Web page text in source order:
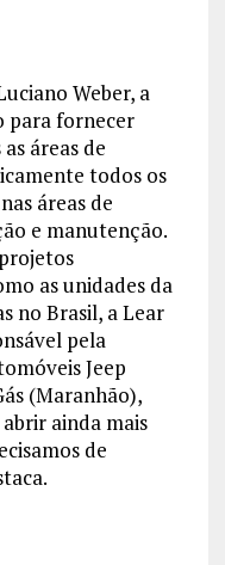
Weber, a
para fornecer
áreas de
todos os
áreas de
e manutenção.
as unidades da
no Brasil, a Lear
pela
Jeep
(Maranhão),
ainda mais
de